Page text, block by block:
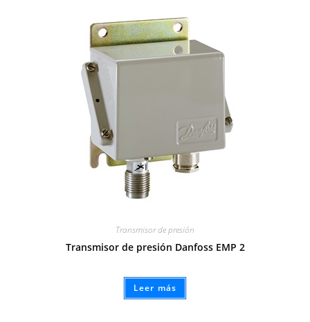
Transmisor de presión
Transmisor de presión Danfoss EMP 2
Leer más